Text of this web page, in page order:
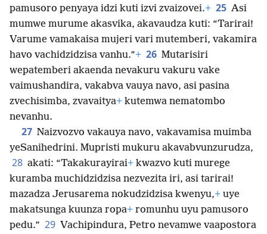
pamusoro penyaya idzi kuti izvi zvaizovei.+ 25 Asi
mumwe murume akasvika, akavaudza kuti: “Tarirai!
Varume vamakaisa mujeri vari mutemberi, vakamira
havo vachidzidzisa vanhu.”+ 26 Mutarisiri
wepatemberi akaenda nevakuru vakuru vake
vaimushandira, vakabva vauya navo, asi pasina
zvechisimba, zvavaitya+ kutemwa nematombo
nevanhu.
27 Naizvozvo vakauya navo, vakavamisa muimba
yeSanihedrini. Mupristi mukuru akavabvunzurudza,
28 akati: “Takakurayirai+ kwazvo kuti murege
kuramba muchidzidzisa nezvezita iri, asi tarirai!
mazadza Jerusarema nokudzidzisa kwenyu,+ uye
makatsunga kuunza ropa+ romunhu uyu pamusoro
pedu.” 29 Vachipindura, Petro nevamwe vaapostora